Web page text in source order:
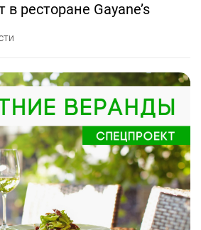
в ресторане Gayane’s